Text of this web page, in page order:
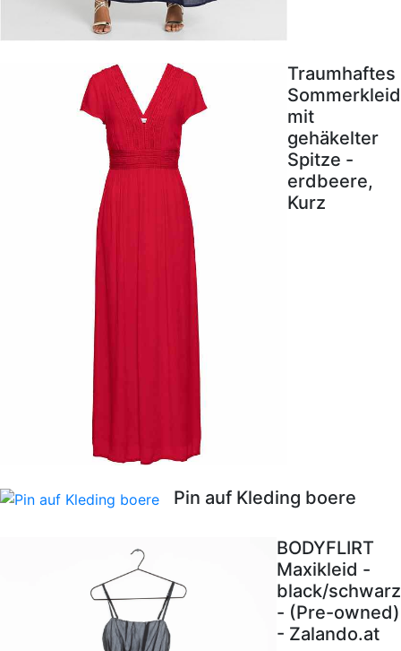
Traumhaftes
Sommerkleid
mit
gehäkelter
Spitze -
erdbeere,
Kurz
Pin auf Kleding boere
BODYFLIRT
Maxikleid -
black/schwarz
- (Pre-owned)
- Zalando.at